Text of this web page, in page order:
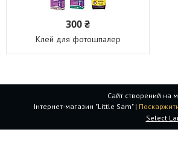
300 ₴
Клей для фотошпалер
Сайт створений на
Інтернет-магазин "Little Sam" |
Select